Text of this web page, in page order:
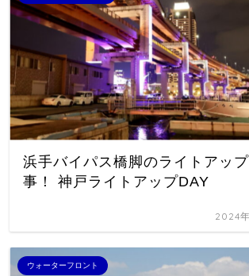
浜手バイパス橋脚のライトアッ
事！ 神戸ライトアップDAY
2024
ウォーターフロント